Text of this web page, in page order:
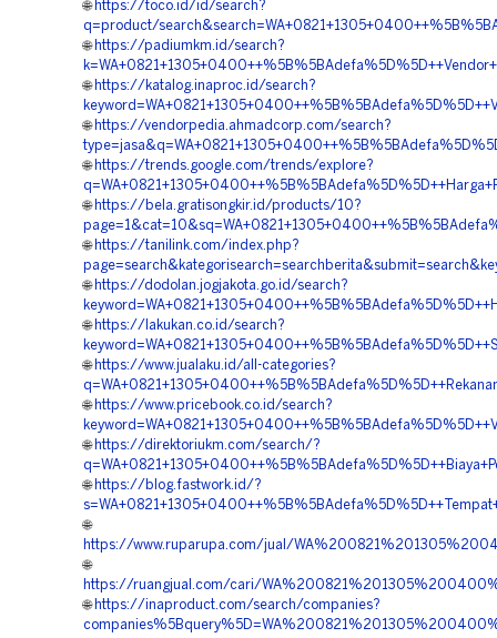
🌐 https://toco.id/id/search?
q=product/
🌐 https://padiumkm.id/search?
🌐 https://katalog.inaproc.id/search?
🌐 https://vendorpedia.ahmadcorp.com/search?
🌐 https://trends.google.com/trends/explore?
🌐 https://bela.gratisongkir.id/products/10?
🌐 https://tanilink.com/index.php?
🌐 https://dodolan.jogjakota.go.id/search?
🌐 https://lakukan.co.id/search?
🌐 https://www.jualaku.id/all-categories?
🌐 https://www.pricebook.co.id/search?
🌐 https://direktoriukm.com/search/?
🌐 https://blog.fastwork.id/?
🌐
https://www.ruparupa.com/jual/
🌐
https://ruangjual.com/cari/
🌐 https://inaproduct.com/search/companies?